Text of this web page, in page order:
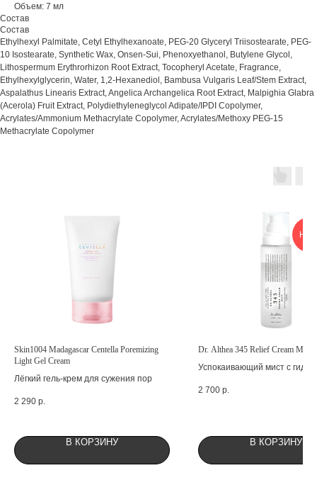
Объем: 7 мл
Состав
Состав
Ethylhexyl Palmitate, Cetyl Ethylhexanoate, PEG-20 Glyceryl Triisostearate, PEG-
10 Isostearate, Synthetic Wax, Onsen-Sui, Phenoxyethanol, Butylene Glycol,
Lithospermum Erythrorhizon Root Extract, Tocopheryl Acetate, Fragrance,
Ethylhexylglycerin, Water, 1,2-Hexanediol, Bambusa Vulgaris Leaf/Stem Extract,
Aspalathus Linearis Extract, Angelica Archangelica Root Extract, Malpighia Glabra
(Acerola) Fruit Extract, Polydiethyleneglycol Adipate/IPDI Copolymer,
Acrylates/Ammonium Methacrylate Copolymer, Acrylates/Methoxy PEG-15
Methacrylate Copolymer
Skin1004 Madagascar Centella Poremizing
Light Gel Cream
Лёгкий гель-крем для сужения пор
2 290 р.
В КОРЗИНУ
Dr. Althea 345 Relief Cream Mist
Успокаивающий мист с
2 700 р.
В КОРЗИНУ